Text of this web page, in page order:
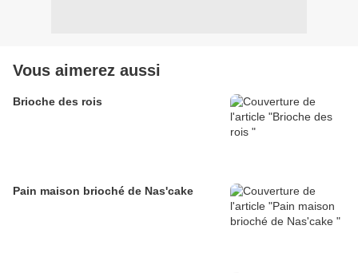
Vous aimerez aussi
Brioche des rois
Pain maison brioché de Nas'cake